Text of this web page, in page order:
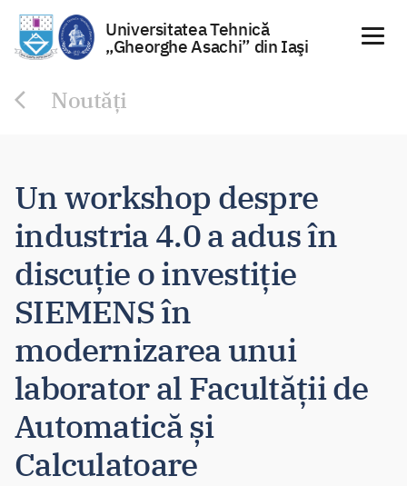
Universitatea Tehnică
„Gheorghe Asachi” din Iaşi
Noutăți
Un workshop despre
industria 4.0 a adus în
discuție o investiție
SIEMENS în
modernizarea unui
laborator al Facultății de
Automatică și
Calculatoare